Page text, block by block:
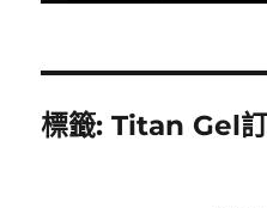
標籤:Titan Gel